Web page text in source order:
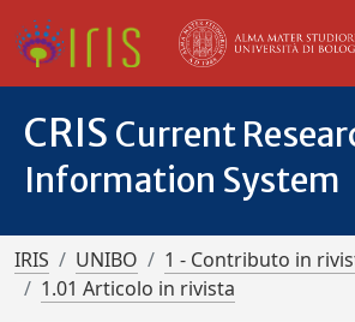
CRIS Current
Information System
IRIS UNIBO
1 - Contributo in
1.01 Articolo in rivista